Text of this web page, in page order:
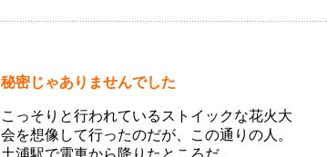
秘密じゃありませんでした
こっそりと行われているストイックな花火大
会を想像して行ったのだが、この通りの人。
土浦駅で電車から降りたところだ。